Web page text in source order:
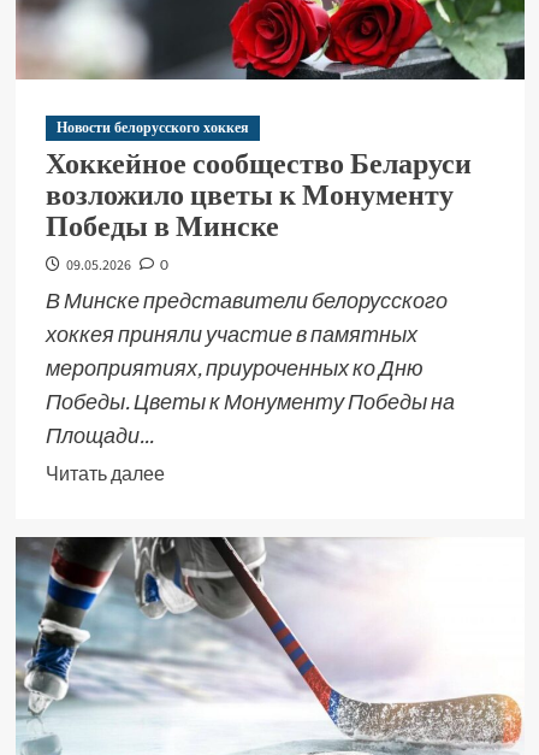
Новости белорусского хоккея
Хоккейное сообщество Беларуси
возложило цветы к Монументу
Победы в Минске
09.05.2026 0
В Минске представители белорусского
хоккея приняли участие в памятных
мероприятиях, приуроченных ко Дню
Победы. Цветы к Монументу Победы на
Площади...
Читать далее